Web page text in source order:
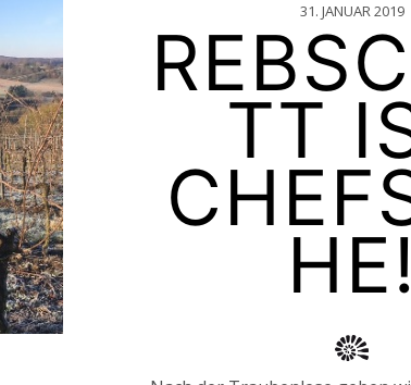
31. JANUAR 2019
TT
HE!